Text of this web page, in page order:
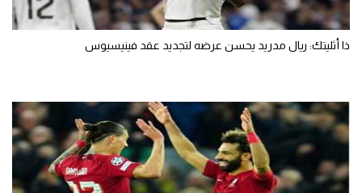
ذا أثليتك: ريال مدريد يحسن عرضه لتجديد عقد فينيسيوس